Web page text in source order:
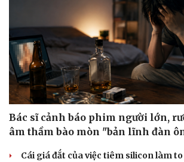
Bác sĩ cảnh báo phim người lớn,
âm thầm bào mòn "bản lĩnh đàn
Cái giá đắt của việc tiêm silicon làm